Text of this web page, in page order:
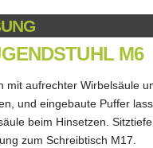
M6
mit aufrechter Wirbelsäule
und eingebaute Puffer
beim Hinsetzen.
zum Schreibtisch M17.